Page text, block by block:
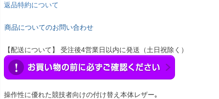
返品特約について
商品についてのお問い合わせ
【配送について】 受注後4営業日以内に発送（土日祝除く）
操作性に優れた競技者向けの付け替え本体レザー｡